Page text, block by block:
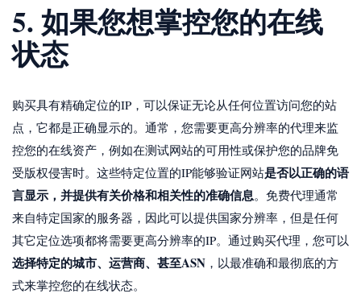
5. 如果您想掌控您的在线
状态
购买具有精确定位的IP，可以保证无论从任何位置访问您的站
点，它都是正确显示的。通常，您需要更高分辨率的代理来监
控您的在线资产，例如在测试网站的可用性或保护您的品牌免
受版权侵害时。这些特定位置的IP能够验证网站是否以正确的语
言显示，并提供有关价格和相关性的准确信息。免费代理通常
来自特定国家的服务器，因此可以提供国家分辨率，但是任何
其它定位选项都将需要更高分辨率的IP。通过购买代理，您可以
选择特定的城市、运营商、甚至ASN ，以最准确和最彻底的方
式来掌控您的在线状态。